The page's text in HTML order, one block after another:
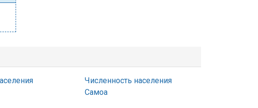
Численность населения
Самоа